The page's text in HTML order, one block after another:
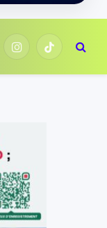
InstagramTikTok